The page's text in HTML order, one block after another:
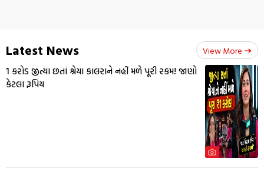
Latest News View More
₹1 કરોડ જીત્યા છતાં શ્રેયા કાલરાને નહીં મળે પૂરી રકમ! જાણો
કેટલા રૂપિય